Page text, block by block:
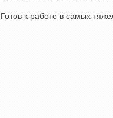
к работе в самых